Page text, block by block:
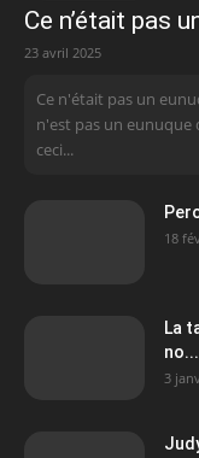
Ce n’était pas
23 avril 2025
Ce n'était pas un
n'est pas un eunuque
ceci...
18
La
no...
3